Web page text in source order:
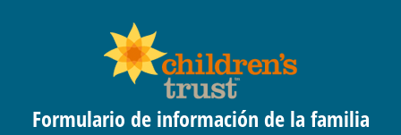
Formulario de información de la familia